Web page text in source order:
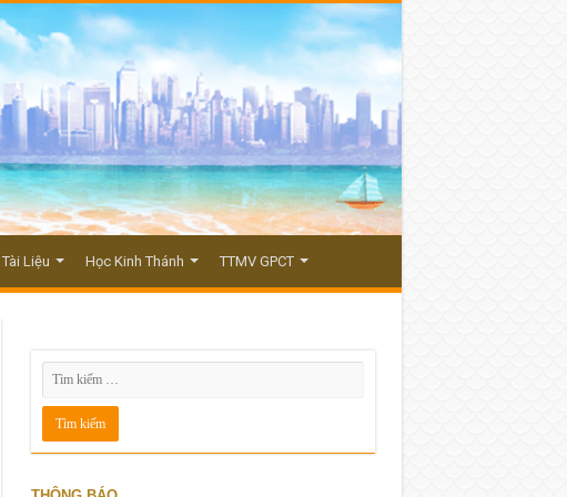
Tài Liệu Học Kinh Thánh TTMV GPCT